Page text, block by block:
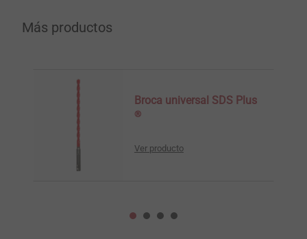
Más productos
Broca universal SDS Plus
®
Ver producto